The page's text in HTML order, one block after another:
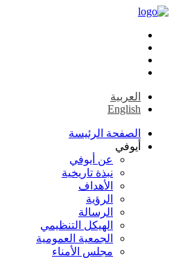
العربية
English
الصفحة الرئيسة
أيوفي
عن أيوفي
نبذة تاريخية
الأهداف
الرؤية
الرسالة
الهيكل التنظيمي
الجمعية العمومية
مجلس الأمناء